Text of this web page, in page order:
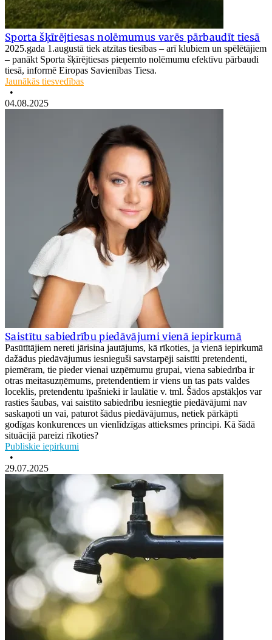
Sporta šķīrējtiesas nolēmumus varēs pārbaudīt tiesā
2025.gada 1.augustā tiek atzītas tiesības – arī klubiem un spēlētājiem
– panākt Sporta šķīrējtiesas pieņemto nolēmumu efektīvu pārbaudi
tiesā, informē Eiropas Savienības Tiesa.
Jaunākās tiesvedības
•
04.08.2025
Saistītu sabiedrību piedāvājumi vienā iepirkumā
Pasūtītājiem nereti jārisina jautājums, kā rīkoties, ja vienā iepirkumā
dažādus piedāvājumus iesnieguši savstarpēji saistīti pretendenti,
piemēram, tie pieder vienai uzņēmumu grupai, viena sabiedrība ir
otras meitasuzņēmums, pretendentiem ir viens un tas pats valdes
loceklis, pretendentu īpašnieki ir laulātie v. tml. Šādos apstākļos var
rasties šaubas, vai saistīto sabiedrību iesniegtie piedāvājumi nav
saskaņoti un vai, paturot šādus piedāvājumus, netiek pārkāpti
godīgas konkurences un vienlīdzīgas attieksmes principi. Kā šādā
situācijā pareizi rīkoties?
Publiskie iepirkumi
•
29.07.2025